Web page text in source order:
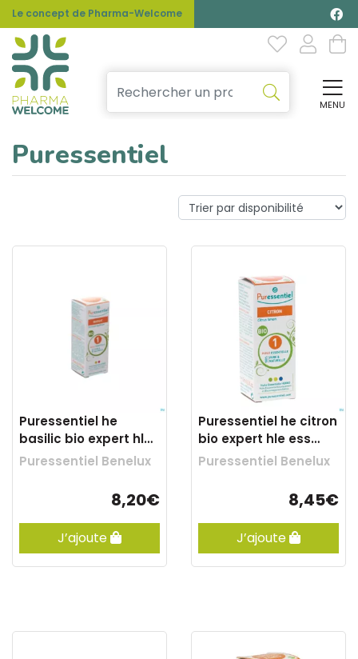
Le concept de Pharma-Welcome
MENU
Puressentiel
Puressentiel he
basilic bio expert hle
ess 5ml
Puressentiel Benelux
8,20€
J’ajoute
Puressentiel he citron
bio expert hle ess
10ml
Puressentiel Benelux
8,45€
J’ajoute